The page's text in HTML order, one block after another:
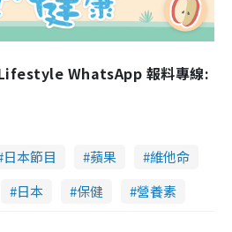
WhatsApp 報料專線:
日本節目 蘋果
維他命
日本 保健 營養素